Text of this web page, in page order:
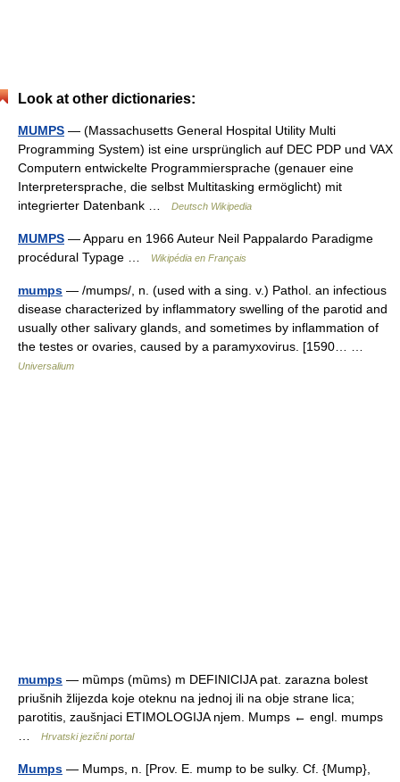
Look at other dictionaries:
MUMPS — (Massachusetts General Hospital Utility Multi
Programming System) ist eine ursprünglich auf DEC PDP und VAX
Computern entwickelte Programmiersprache (genauer eine
Interpretersprache, die selbst Multitasking ermöglicht) mit
integrierter Datenbank …
Deutsch Wikipedia
MUMPS — Apparu en 1966 Auteur Neil Pappalardo Paradigme
procédural Typage …
Wikipédia en Français
mumps — /mumps/, n. (used with a sing. v.) Pathol. an infectious
disease characterized by inflammatory swelling of the parotid and
usually other salivary glands, and sometimes by inflammation of
the testes or ovaries, caused by a paramyxovirus. [1590… …
Universalium
mumps — mȕmps (mȕms) m DEFINICIJA pat. zarazna bolest
priušnih žlijezda koje oteknu na jednoj ili na obje strane lica;
parotitis, zaušnjaci ETIMOLOGIJA njem. Mumps ← engl. mumps
Hrvatski jezični portal
Mumps — Mumps, n. [Prov. E. mump to be sulky. Cf. {Mump},